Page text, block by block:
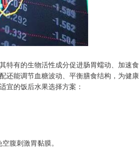
特有的生物活性成分促进肠胃蠕动、加速食
还能调节血糖波动、平衡膳食结构，为健康
宜的饭后水果选择方案：
腹刺激胃黏膜。